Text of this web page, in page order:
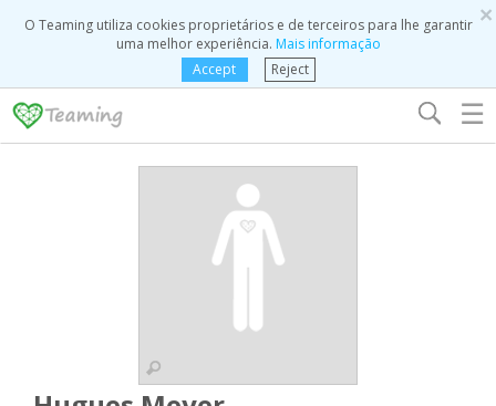
×
O Teaming utiliza cookies proprietários e de terceiros para lhe garantir
uma melhor experiência. Mais informação
Accept
Reject
☰